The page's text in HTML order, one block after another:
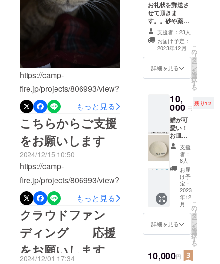
https://camp-
fire.jp/projects/806993/view?
utm_campaign=cp_po_shar
e_c_msg_mypage_projects
_show50匹の猫の明日のた
めに，応援していただける
と助かります。どうか，宜
しくお願いします。毎月15
万掛かります。まだまだ頑
張りたいです
もっと見る
こちらからご支援
をお願いします
2024/12/15 10:50
https://camp-
fire.jp/projects/806993/view?
utm_campaign=cp_po_shar
e_c_msg_mypage_projects
_show微力ではあります
が，猫を愛する気持ちは一
生懸命です
もっと見る
クラウドファン
ディング 応援
をお願いします
2024/12/01 17:34
お礼状を郵送さ
せて頂きま
す。。砂や薬の
購入に使わせて
頂きます。 ご支
援をありがとう
ございます。活
動報告メッセー
ジを毎日発信い
支援者：23人
お届け予定：
2023年12月
詳細を見る
こ
の
リ
タ
ー
ン
を
選
択
す
る
10,
000 円
残り12
猫が可
愛い！
お皿で
す。お
食事が
楽しく
なりま
す。 サ
イズ
10cmx
10cm
郵便
ポスト
に届き
ます。
支援
者：
8人
お届
け予
定：
2023
年12
月
詳細を見る
こ
の
リ
タ
ー
ン
を
選
択
す
る
10,000円